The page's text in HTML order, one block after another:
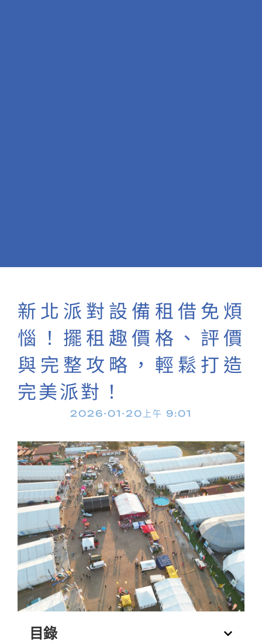
新北派對設備租借免煩
惱！擺租趣價格、評價
與完整攻略，輕鬆打造
完美派對！
2026-01-20 上午 9:01
目錄